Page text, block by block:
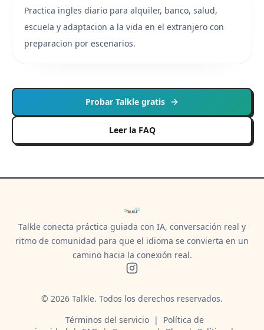
Practica ingles diario para alquiler, banco, salud,
escuela y adaptacion a la vida en el extranjero con
preparacion por escenarios.
Probar Talkle gratis
Leer la FAQ
Talkle conecta práctica guiada con IA, conversación real y
ritmo de comunidad para que el idioma se convierta en un
camino hacia la conexión real.
© 2026 Talkle. Todos los derechos reservados.
Términos del servicio
|
Política de